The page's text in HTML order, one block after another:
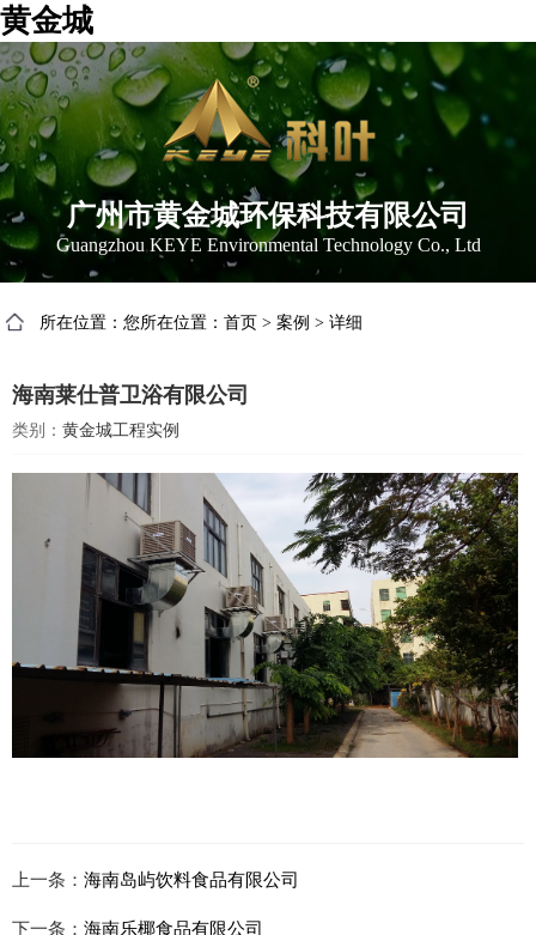
黄金城
广州市黄金城环保科技有限公司
Guangzhou KEYE Environmental Technology Co., Ltd
所在位置：您所在位置：首页 >案例 >详细
海南莱仕普卫浴有限公司
类别：黄金城工程实例
上一条：海南岛屿饮料食品有限公司
下一条：海南乐椰食品有限公司